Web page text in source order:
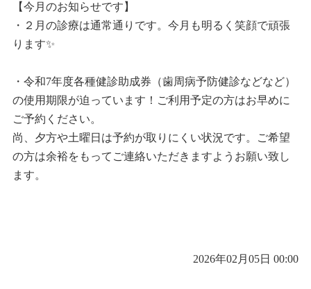
【今月のお知らせです】
・２月の診療は通常通りです。今月も明るく笑顔で頑張
ります✨
・令和7年度各種健診助成券（歯周病予防健診などなど）
の使用期限が迫っています！ご利用予定の方はお早めに
ご予約ください。
尚、夕方や土曜日は予約が取りにくい状況です。ご希望
の方は余裕をもってご連絡いただきますようお願い致し
ます。
2026年02月05日 00:00